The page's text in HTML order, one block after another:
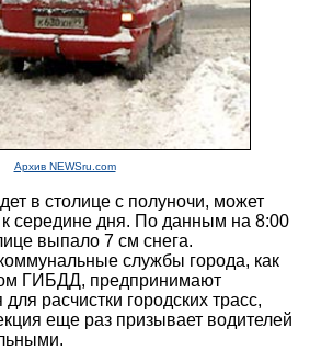
Архив NEWSru.com
в столице с полуночи, может
к середине дня. По данным на 8:00
выпало 7 см снега.
службы города, как
ГИБДД, предпринимают
расчистки городских трасс,
еще раз призывает водителей